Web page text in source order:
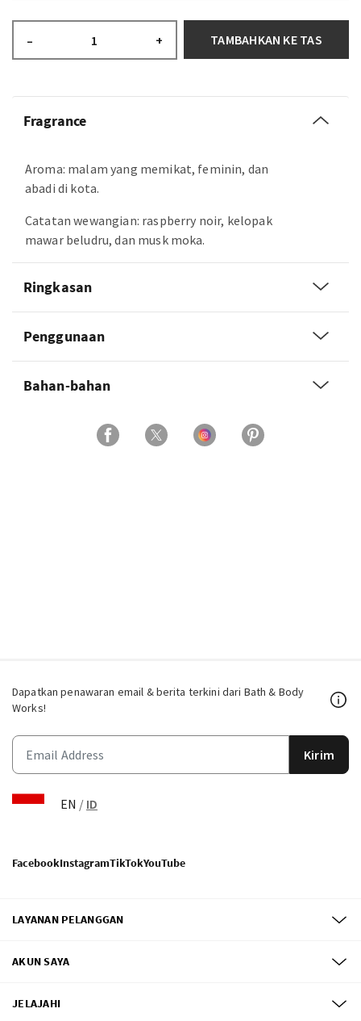
– + TAMBAHKAN KE TAS
Fragrance
Aroma: malam yang memikat, feminin, dan
abadi di kota.
Catatan wewangian: raspberry noir, kelopak
mawar beludru, dan musk moka.
Ringkasan
Penggunaan
Bahan-bahan
Dapatkan penawaran email & berita terkini dari Bath & Body
Works!
Kirim
EN / ID
FacebookInstagramTikTokYouTube
LAYANAN PELANGGAN
AKUN SAYA
JELAJAHI